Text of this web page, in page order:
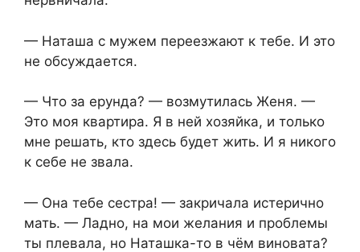
— Наташа с мужем переезжают к тебе. И это
не обсуждается.
— Что за ерунда? — возмутилась Женя. —
Это моя квартира. Я в ней хозяйка, и только
мне решать, кто здесь будет жить. И я никого
к себе не звала.
— Она тебе сестра! — закричала истерично
мать. — Ладно, на мои желания и проблемы
ты плевала, но Наташка-то в чём виновата?